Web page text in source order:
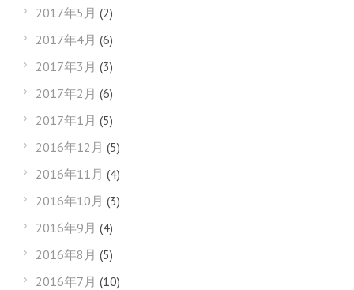
2017年5月 (2)
2017年4月 (6)
2017年3月 (3)
2017年2月 (6)
2017年1月 (5)
2016年12月 (5)
2016年11月 (4)
2016年10月 (3)
2016年9月 (4)
2016年8月 (5)
2016年7月 (10)